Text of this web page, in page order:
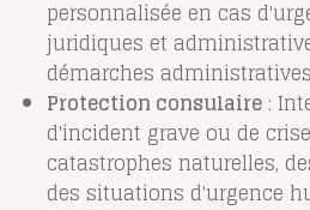
personnalisée en cas
juridiques et
démarches
Protection consulaire :
d'incident grave ou de
catastrophes naturelles,
des situations d'urgence